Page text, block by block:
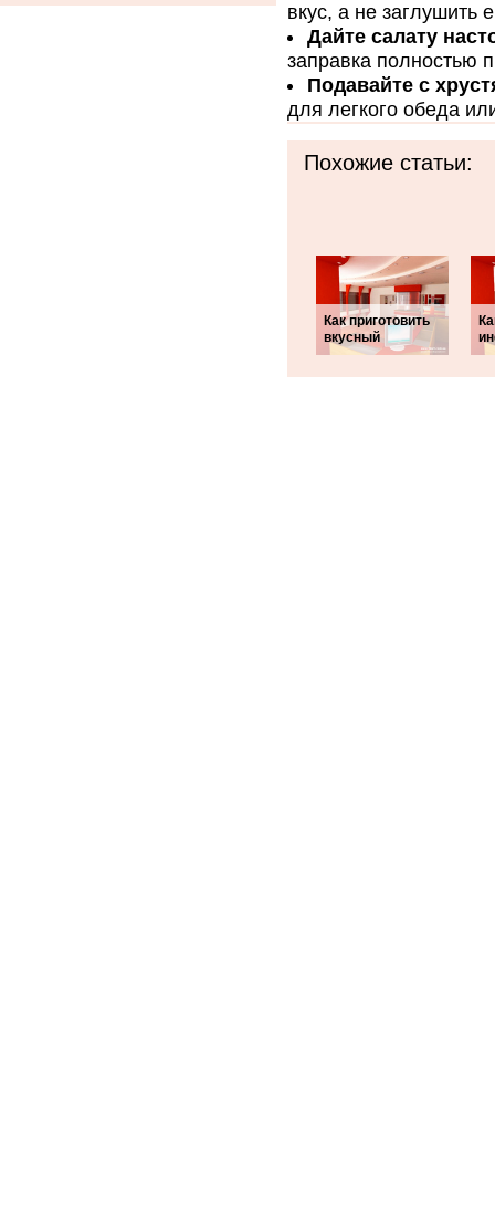
вкус, а не заглушить
Дайте салату
заправка полностью
Подавайте с
для легкого обеда
Похожие статьи:
Как приготовить
вкусный